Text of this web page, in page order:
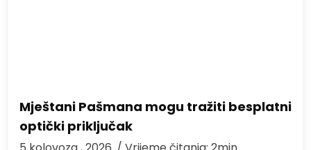
Mještani Pašmana mogu tražiti besplatni
optički priključak